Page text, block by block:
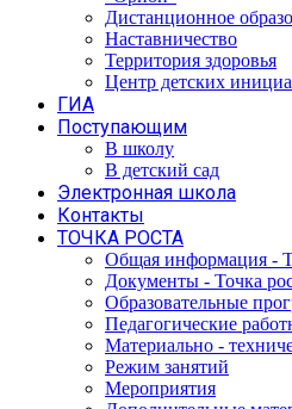
Дистанционное
Наставничество
Территория здоровья
Центр детских
ГИА
Поступающим
В школу
В детский сад
Электронная школа
Контакты
ТОЧКА РОСТА
Общая информация -
Документы - Точка
Образовательные
Педагогические
Материально -
Режим занятий
Мероприятия